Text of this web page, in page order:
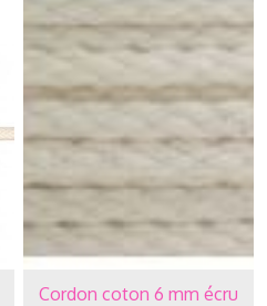
Cordon coton 6 mm écru